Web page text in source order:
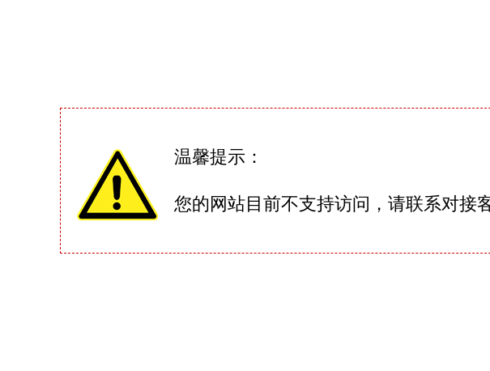
温馨提示：
您的网站目前不支持访问，请联系对接